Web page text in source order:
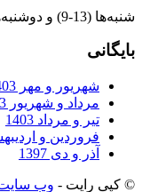
شنبه‌ها (13-9) و دوشنبه‌ها (16-9)
بایگانی
شهریور و مهر 1403
مرداد و شهریور 1403
تیر و مرداد 1403
فروردین و اردیبهشت
آذر و دی 1397
© کپی رایت - وب سایت